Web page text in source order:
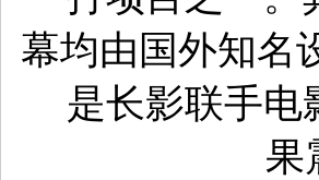
幕均由国外知名
是长影联手电
果